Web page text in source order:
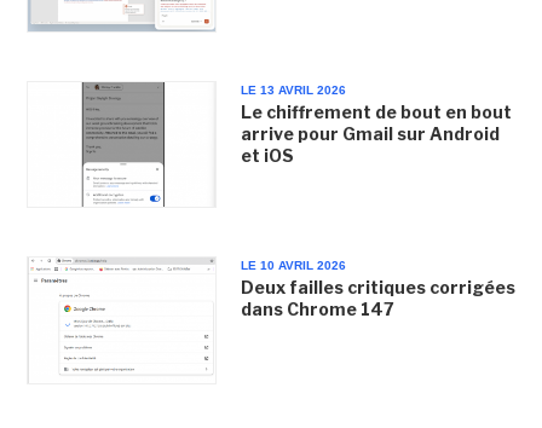
LE 13 AVRIL 2026
Le chiffrement de bout en bout
arrive pour Gmail sur Android
et iOS
LE 10 AVRIL 2026
Deux failles critiques corrigées
dans Chrome 147